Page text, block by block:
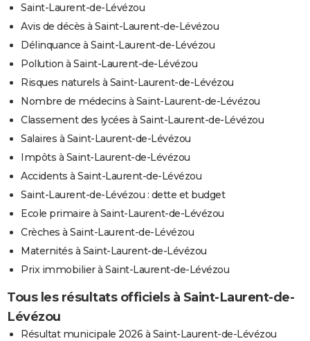
Saint-Laurent-de-Lévézou
Avis de décès à Saint-Laurent-de-Lévézou
Délinquance à Saint-Laurent-de-Lévézou
Pollution à Saint-Laurent-de-Lévézou
Risques naturels à Saint-Laurent-de-Lévézou
Nombre de médecins à Saint-Laurent-de-Lévézou
Classement des lycées à Saint-Laurent-de-Lévézou
Salaires à Saint-Laurent-de-Lévézou
Impôts à Saint-Laurent-de-Lévézou
Accidents à Saint-Laurent-de-Lévézou
Saint-Laurent-de-Lévézou : dette et budget
Ecole primaire à Saint-Laurent-de-Lévézou
Crèches à Saint-Laurent-de-Lévézou
Maternités à Saint-Laurent-de-Lévézou
Prix immobilier à Saint-Laurent-de-Lévézou
Tous les résultats officiels à Saint-Laurent-de-
Lévézou
Résultat municipale 2026 à Saint-Laurent-de-Lévézou